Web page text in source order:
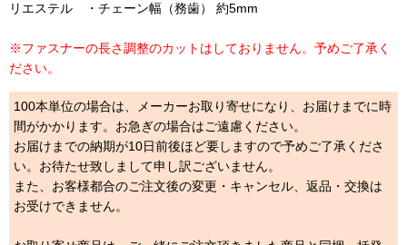
リエステル ・チェーン幅（務歯） 約5mm
※ファスナーの長さ調整のカットはしておりません。予めご了承く
ださい。
100本単位の場合は、メーカーお取り寄せになり、お届けまでに時
間がかかります。お急ぎの場合はご遠慮ください。
お届けまでの納期が10日前後ほど要しますので予めご了承くださ
い。お待たせ致しまして申し訳ございません。
また、お客様都合のご注文後の変更・キャンセル、返品・交換は
お受けできません。